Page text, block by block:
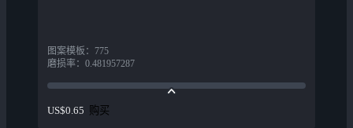
图案模板 ： 775
磨损率： 0.481957287
US$0.65 购买